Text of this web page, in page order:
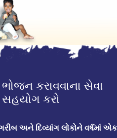
કરાવવાના સેવા
કરો
અને દિવ્યાંગ લોકોને વર્ષમાં એક